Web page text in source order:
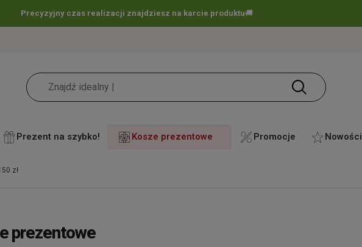
Precyzyjny czas realizacji znajdziesz na karcie produktu🚚
Prezent na szybko! Kosze prezentowe Promocje Nowości
zł
prezentowe